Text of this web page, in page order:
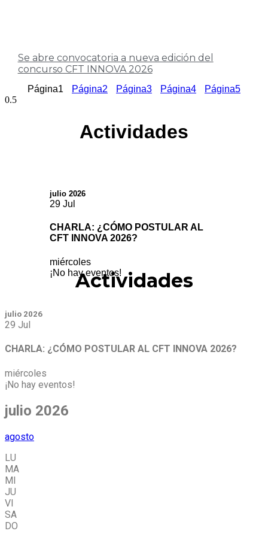
Se abre convocatoria a nueva edición del
concurso CFT INNOVA 2026
Página1 Página2 Página3 Página4 Página5
Actividades
julio 2026
29 Jul
CHARLA: ¿CÓMO POSTULAR AL
CFT INNOVA 2026?
miércoles
¡No hay eventos!
Actividades
julio 2026
29 Jul
CHARLA: ¿CÓMO POSTULAR AL CFT INNOVA 2026?
miércoles
¡No hay eventos!
julio 2026
agosto
LU
MA
MI
JU
VI
SA
DO